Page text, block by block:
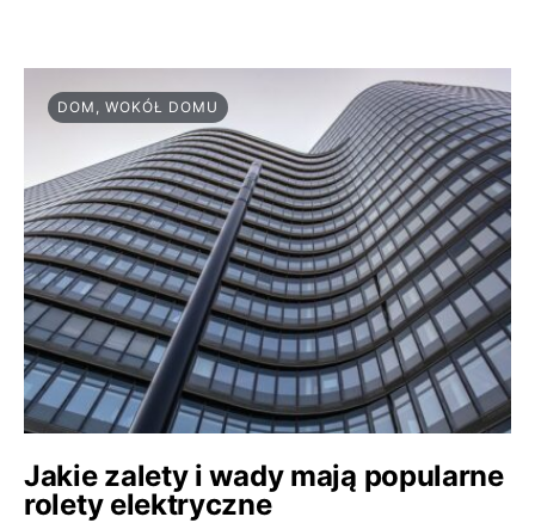
DOM, WOKÓŁ DOMU
Jakie zalety i wady mają popularne
rolety elektryczne